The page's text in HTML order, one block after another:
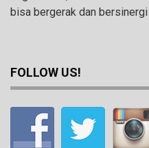
bisa bergerak dan
FOLLOW US!